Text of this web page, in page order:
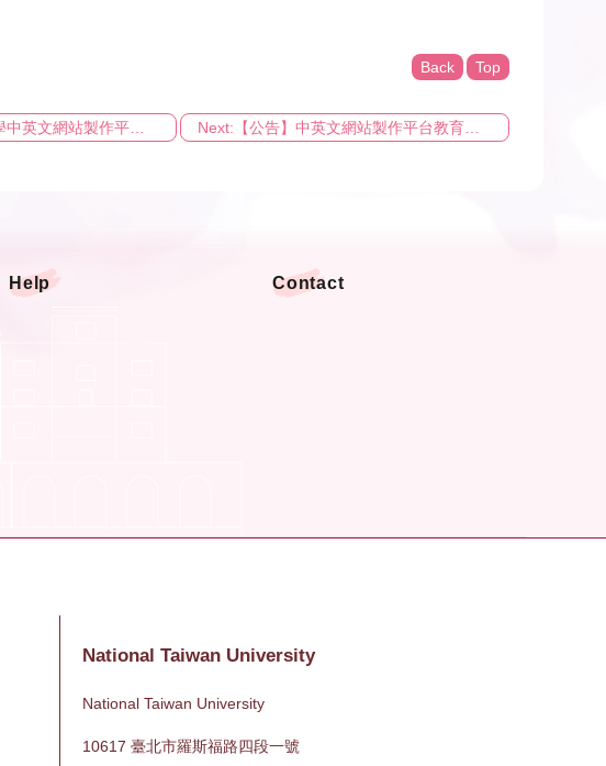
Back Top
Previous:「臺灣大學中英文網站製作平台」平台操作基礎與進階教學課程 歡迎報名！ Next:【公告】中英文網站製作平台教育訓練因應嚴重特殊傳染性肺炎防疫措施說明
Help Contact
National Taiwan University
National Taiwan University
10617 臺北市羅斯福路四段一號